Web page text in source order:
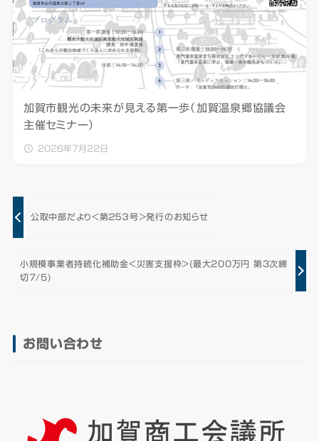
加賀市観光の未来が見える第一歩（加賀温泉郷協議会
主催セミナー）
2026年7月22日
公取中部だより＜第２５３号＞発行のお知らせ
小規模事業者持続化補助金＜災害支援枠＞(最大200万円 第3次締
切7/5)
お問い合わせ